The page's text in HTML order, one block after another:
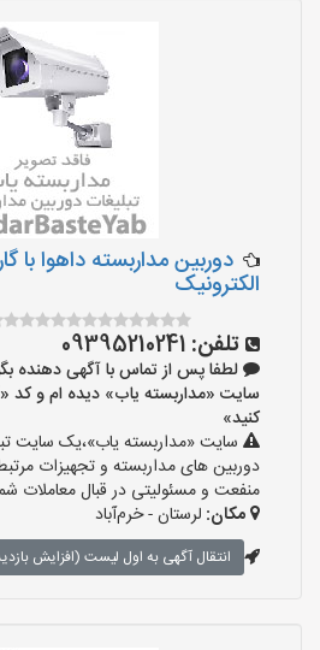
دوربین مداربسته داهوا با
الکترونیک
تلفن: 09395210241
لطفا پس از تماس با آگهی دهنده
کنید»
سایت «مداربسته یاب»،یک سایت
دوربین های مداربسته و تجهیزات
منفعت و مسئولیتی در قبال معاملات
مکان: لرستان - خرم‌آباد
انتقال آگهی به اول لیست (افزایش